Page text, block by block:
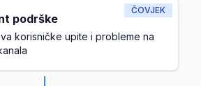
ČOVJEK
podrške
korisničke upite i probleme na